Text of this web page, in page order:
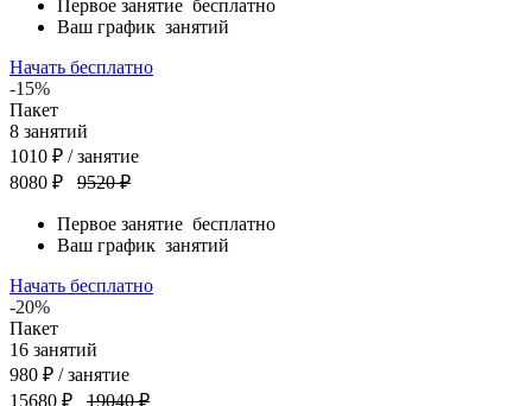
Первое занятие бесплатно
Ваш график занятий
Начать бесплатно
-15%
Пакет
8 занятий
1010 ₽ / занятие
8080 ₽
9520 ₽
Первое занятие бесплатно
Ваш график занятий
Начать бесплатно
-20%
Пакет
16 занятий
980 ₽ / занятие
15680 ₽
19040 ₽